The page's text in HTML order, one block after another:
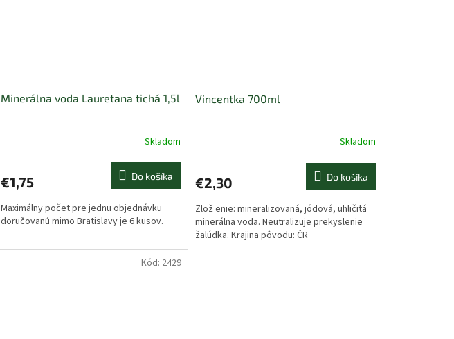
Minerálna voda Lauretana tichá 1,5l
Skladom
€1,75 Do košíka
Maximálny počet pre jednu objednávku
doručovanú mimo Bratislavy je 6 kusov.
Vincentka 700ml
Skladom
€2,30 Do košíka
Zlož enie: mineralizovaná, jódová, uhličitá
minerálna voda. Neutralizuje prekyslenie
žalúdka. Krajina pôvodu: ČR
Kód: 2429